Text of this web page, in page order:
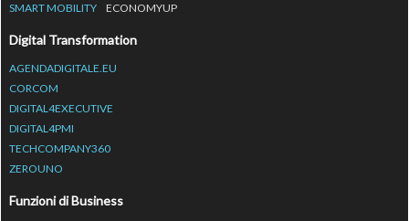
SMART MOBILITY
ECONOMYUP
Digital Transformation
AGENDADIGITALE.EU
CORCOM
DIGITAL4EXECUTIVE
DIGITAL4PMI
TECHCOMPANY360
ZEROUNO
Funzioni di Business